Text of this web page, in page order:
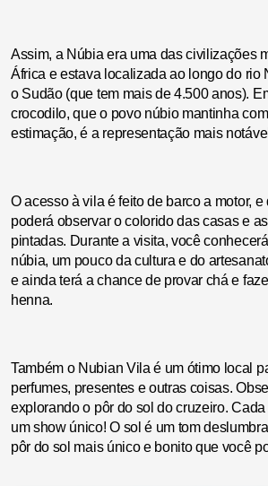
Assim, a Núbia era uma das civilizações
África e estava localizada ao longo do rio
o Sudão (que tem mais de 4.500 anos).
crocodilo, que o povo núbio mantinha
estimação, é a representação mais
O acesso à vila é feito de barco a motor,
poderá observar o colorido das casas e
pintadas. Durante a visita, você
núbia, um pouco da cultura e do
e ainda terá a chance de provar chá e
henna.
Também o Nubian Vila é um ótimo local
perfumes, presentes e outras coisas.
explorando o pôr do sol do cruzeiro.
um show único! O sol é um tom
pôr do sol mais único e bonito que você